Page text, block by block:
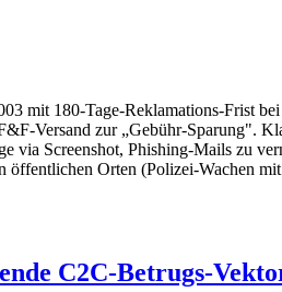
mit 180-Tage-Reklamations-
Versand zur „Gebühr-Sparung".
via Screenshot, Phishing-Mails zu
Orten (Polizei-Wachen
C2C-Betrugs-